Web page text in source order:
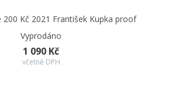
200 Kč 2021 František Kupka proof
Vyprodáno
1 090 Kč
včetně DPH